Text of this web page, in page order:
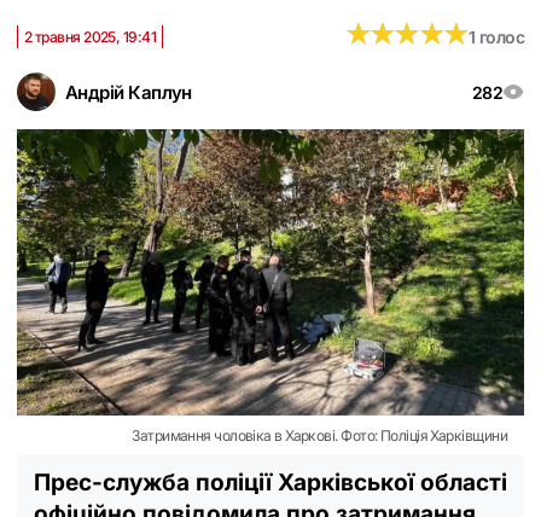
Андрій Каплун 282
2 травня 2025, 19:41 ★★★★★
★★★★★1 голос
Затримання чоловіка в Харкові. Фото: Поліція Харківщини
Прес-служба поліції Харківської області